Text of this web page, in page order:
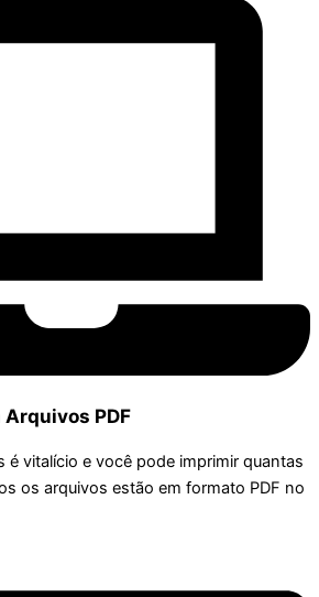
PDF
é vitalício e você pode imprimir quantas
os arquivos estão em formato PDF no